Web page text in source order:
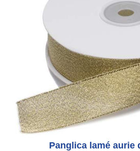
Panglica lamé aurie